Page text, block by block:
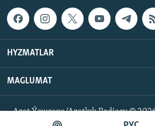
HYZMATLAR
MAGLUMAT
Azat Ýewropa/Azatlyk Radiosy ©
hukuklar goralan.